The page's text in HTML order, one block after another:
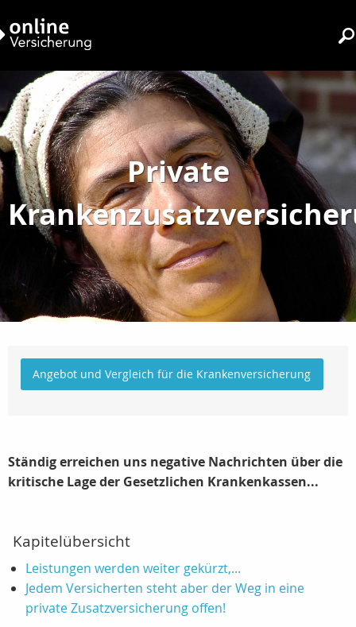
Private
Angebot und Vergleich für die Krankenversicherung
Ständig erreichen uns negative Nachrichten über die
kritische Lage der Gesetzlichen Krankenkassen...
Kapitelübersicht
Leistungen werden weiter gekürzt,...
Jedem Versicherten steht aber der Weg in eine
private Zusatzversicherung offen!